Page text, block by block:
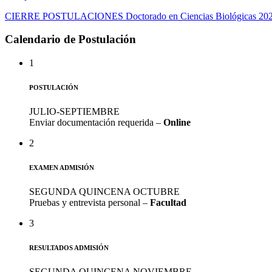
CIERRE POSTULACIONES Doctorado en Ciencias Biológicas
Calendario de Postulación
1
POSTULACIÓN
JULIO-SEPTIEMBRE
Enviar documentación requerida – Online
2
EXAMEN ADMISIÓN
SEGUNDA QUINCENA OCTUBRE
Pruebas y entrevista personal – Facultad
3
RESULTADOS ADMISIÓN